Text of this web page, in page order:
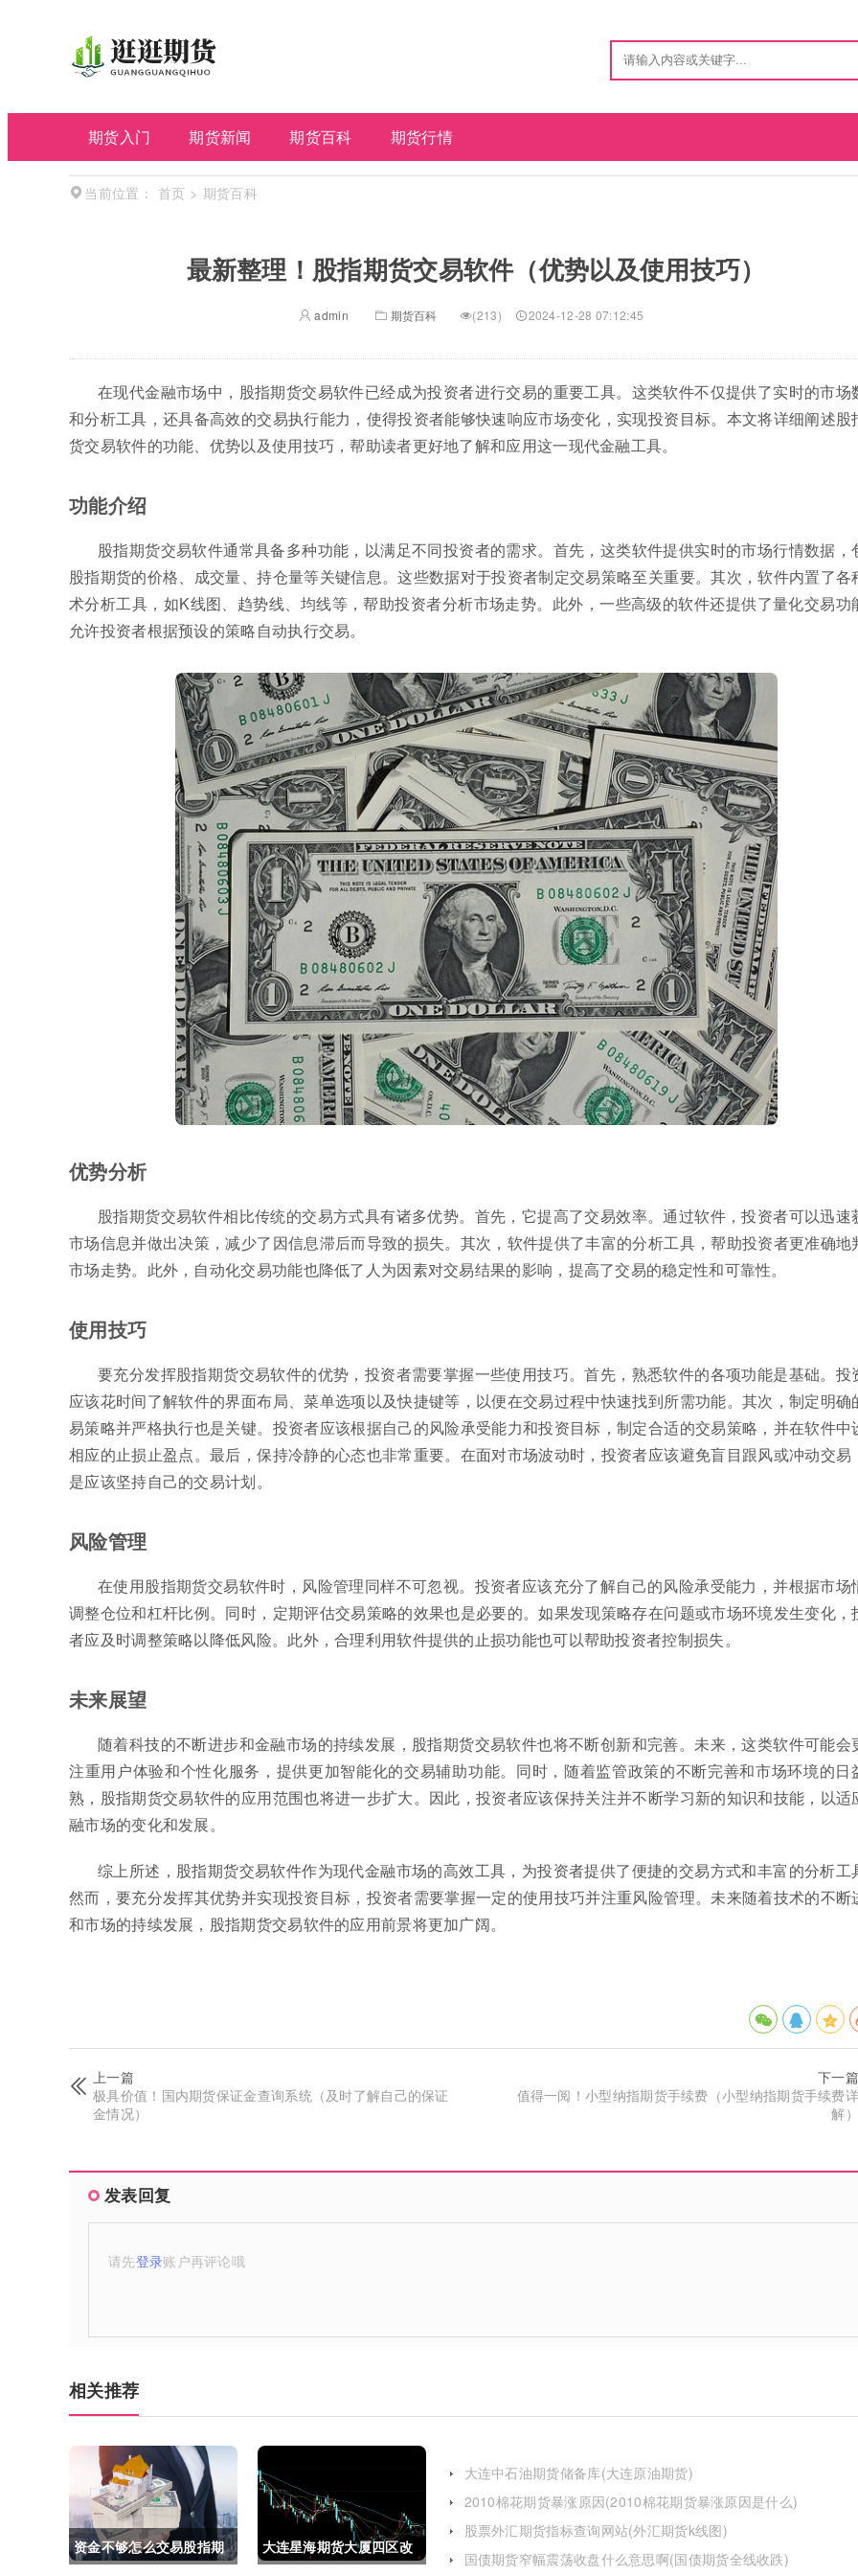
期货入门 期货新闻 期货百科 期货行情
当前位置： 首页 > 期货百科
最新整理！股指期货交易软件（优势以及使用技巧）
admin 期货百科 (213) 2024-12-28 07:12:45
在现代金融市场中，股指期货交易软件已经成为投资者进行交易的重要工具。这类软件不仅提供了实时的市场
和分析工具，还具备高效的交易执行能力，使得投资者能够快速响应市场变化，实现投资目标。本文将详细阐述股
货交易软件的功能、优势以及使用技巧，帮助读者更好地了解和应用这一现代金融工具。
功能介绍
股指期货交易软件通常具备多种功能，以满足不同投资者的需求。首先，这类软件提供实时的市场行情数据，
股指期货的价格、成交量、持仓量等关键信息。这些数据对于投资者制定交易策略至关重要。其次，软件内置了各
术分析工具，如K线图、趋势线、均线等，帮助投资者分析市场走势。此外，一些高级的软件还提供了量化交易功
允许投资者根据预设的策略自动执行交易。
优势分析
股指期货交易软件相比传统的交易方式具有诸多优势。首先，它提高了交易效率。通过软件，投资者可以迅速
市场信息并做出决策，减少了因信息滞后而导致的损失。其次，软件提供了丰富的分析工具，帮助投资者更准确地
市场走势。此外，自动化交易功能也降低了人为因素对交易结果的影响，提高了交易的稳定性和可靠性。
使用技巧
要充分发挥股指期货交易软件的优势，投资者需要掌握一些使用技巧。首先，熟悉软件的各项功能是基础。投
应该花时间了解软件的界面布局、菜单选项以及快捷键等，以便在交易过程中快速找到所需功能。其次，制定明确
易策略并严格执行也是关键。投资者应该根据自己的风险承受能力和投资目标，制定合适的交易策略，并在软件中
相应的止损止盈点。最后，保持冷静的心态也非常重要。在面对市场波动时，投资者应该避免盲目跟风或冲动交易
是应该坚持自己的交易计划。
风险管理
在使用股指期货交易软件时，风险管理同样不可忽视。投资者应该充分了解自己的风险承受能力，并根据市场
调整仓位和杠杆比例。同时，定期评估交易策略的效果也是必要的。如果发现策略存在问题或市场环境发生变化，
者应及时调整策略以降低风险。此外，合理利用软件提供的止损功能也可以帮助投资者控制损失。
未来展望
随着科技的不断进步和金融市场的持续发展，股指期货交易软件也将不断创新和完善。未来，这类软件可能会
注重用户体验和个性化服务，提供更加智能化的交易辅助功能。同时，随着监管政策的不断完善和市场环境的日
熟，股指期货交易软件的应用范围也将进一步扩大。因此，投资者应该保持关注并不断学习新的知识和技能，以适
融市场的变化和发展。
综上所述，股指期货交易软件作为现代金融市场的高效工具，为投资者提供了便捷的交易方式和丰富的分析工
然而，要充分发挥其优势并实现投资目标，投资者需要掌握一定的使用技巧并注重风险管理。未来随着技术的不断
和市场的持续发展，股指期货交易软件的应用前景将更加广阔。
上一篇
极具价值！国内期货保证金查询系统（及时了解自己的保证
金情况）
下一篇
值得一阅！小型纳指期货手续费（小型纳指期货手续费详
解）
发表回复
请先登录账户再评论哦
相关推荐
资金不够怎么交易股指期
大连星海期货大厦四区改
大连中石油期货储备库(大连原油期货)
2010棉花期货暴涨原因(2010棉花期货暴涨原因是什么)
股票外汇期货指标查询网站(外汇期货k线图)
国债期货窄幅震荡收盘什么意思啊(国债期货全线收跌)